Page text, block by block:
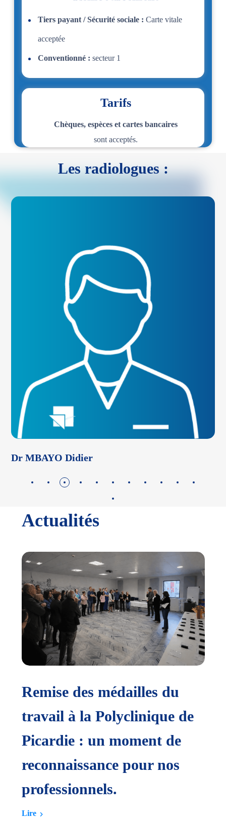
Tiers payant / Sécurité sociale : Carte vitale
acceptée
Conventionné : secteur 1
Tarifs
Chèques, espèces et cartes bancaires
sont acceptés.
Les radiologues :
Dr LEGROS Mylène
Actualités
Mars Bleu : une journée de
sensibilisation réussie à la
Polyclinique de Picardie
Lire